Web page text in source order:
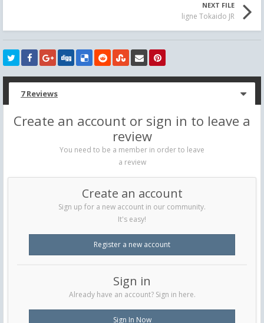
NEXT FILE
ligne Tokaido JR
7 Reviews
Create an account or sign in to leave a
review
You need to be a member in order to leave
a review
Create an account
Sign up for a new account in our community.
It's easy!
Register a new account
Sign in
Already have an account? Sign in here.
Sign In Now